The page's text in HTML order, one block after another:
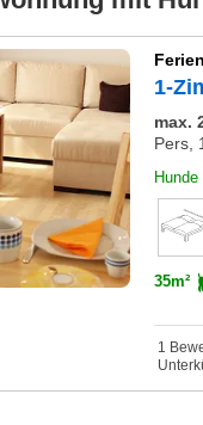
1-
max.
Pers,
35m²
1